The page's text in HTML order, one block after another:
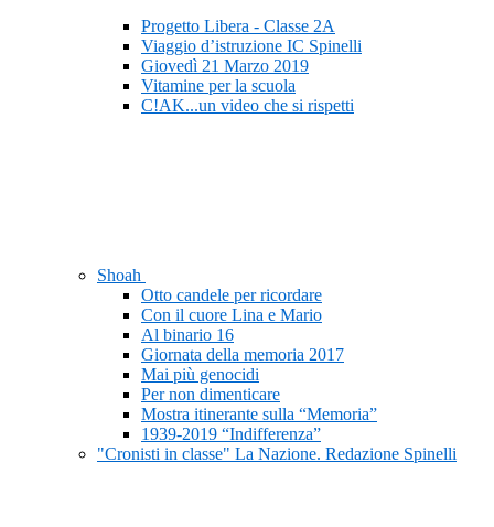
Progetto Libera - Classe 2A
Viaggio d’istruzione IC Spinelli
Giovedì 21 Marzo 2019
Vitamine per la scuola
C!AK...un video che si rispetti
Shoah
Otto candele per ricordare
Con il cuore Lina e Mario
Al binario 16
Giornata della memoria 2017
Mai più genocidi
Per non dimenticare
Mostra itinerante sulla “Memoria”
1939-2019 “Indifferenza”
"Cronisti in classe" La Nazione. Redazione Spinelli